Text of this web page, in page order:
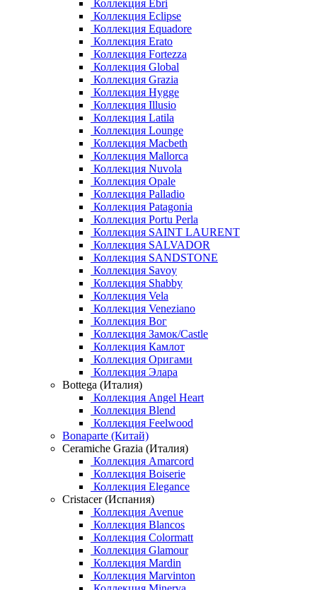
Коллекция Ebri
Коллекция Eclipse
Коллекция Equadore
Коллекция Erato
Коллекция Fortezza
Коллекция Global
Коллекция Grazia
Коллекция Hygge
Коллекция Illusio
Коллекция Latila
Коллекция Lounge
Коллекция Macbeth
Коллекция Mallorca
Коллекция Nuvola
Коллекция Opale
Коллекция Palladio
Коллекция Patagonia
Коллекция Portu Perla
Коллекция SAINT LAURENT
Коллекция SALVADOR
Коллекция SANDSTONE
Коллекция Savoy
Коллекция Shabby
Коллекция Vela
Коллекция Veneziano
Коллекция Вог
Коллекция Замок/Castle
Коллекция Камлот
Коллекция Оригами
Коллекция Элара
Bottega (Италия)
Коллекция Angel Heart
Коллекция Blend
Коллекция Feelwood
Bonaparte (Китай)
Ceramiche Grazia (Италия)
Коллекция Amarcord
Коллекция Boiserie
Коллекция Elegance
Cristacer (Испания)
Коллекция Avenue
Коллекция Blancos
Коллекция Colormatt
Коллекция Glamour
Коллекция Mardin
Коллекция Marvinton